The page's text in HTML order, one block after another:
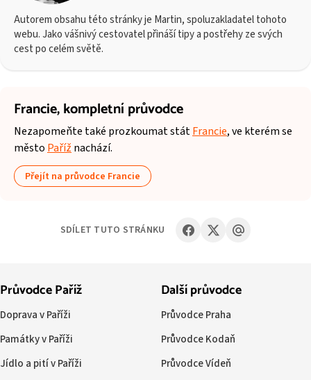
Autorem obsahu této stránky je Martin, spoluzakladatel tohoto
webu. Jako vášnivý cestovatel přináší tipy a postřehy ze svých
cest po celém světě.
Francie,kompletní průvodce
Nezapomeňte také prozkoumat státFrancie, ve kterém se
město Paříž nachází.
Přejít na průvodce Francie
SDÍLET TUTO STRÁNKU
Průvodce Paříž
Doprava v Paříži
Památky v Paříži
Jídlo a pití v Paříži
Další průvodce
Průvodce Praha
Průvodce Kodaň
Průvodce Vídeň